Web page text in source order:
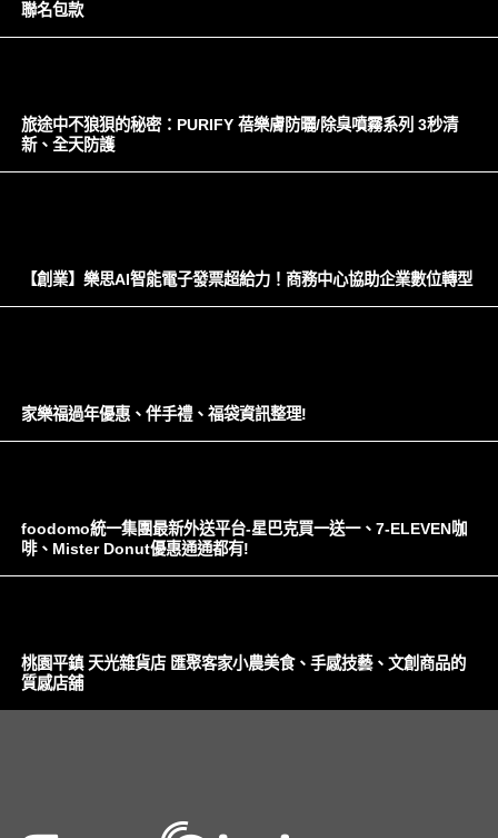
聯名包款
旅途中不狼狽的秘密：PURIFY 蓓樂膚防曬/除臭噴霧系列 3秒清
新、全天防護
【創業】樂思AI智能電子發票超給力！商務中心協助企業數位轉型
家樂福過年優惠、伴手禮、福袋資訊整理!
foodomo統一集團最新外送平台-星巴克買一送一、7-ELEVEN咖
啡、Mister Donut優惠通通都有!
桃園平鎮 天光雜貨店 匯聚客家小農美食、手感技藝、文創商品的
質感店舖